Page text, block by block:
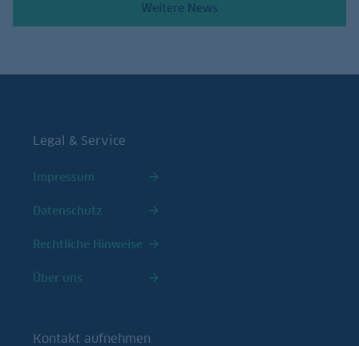
Weitere News
Legal & Service
Impressum
Datenschutz
Rechtliche Hinweise
Über uns
Kontakt aufnehmen